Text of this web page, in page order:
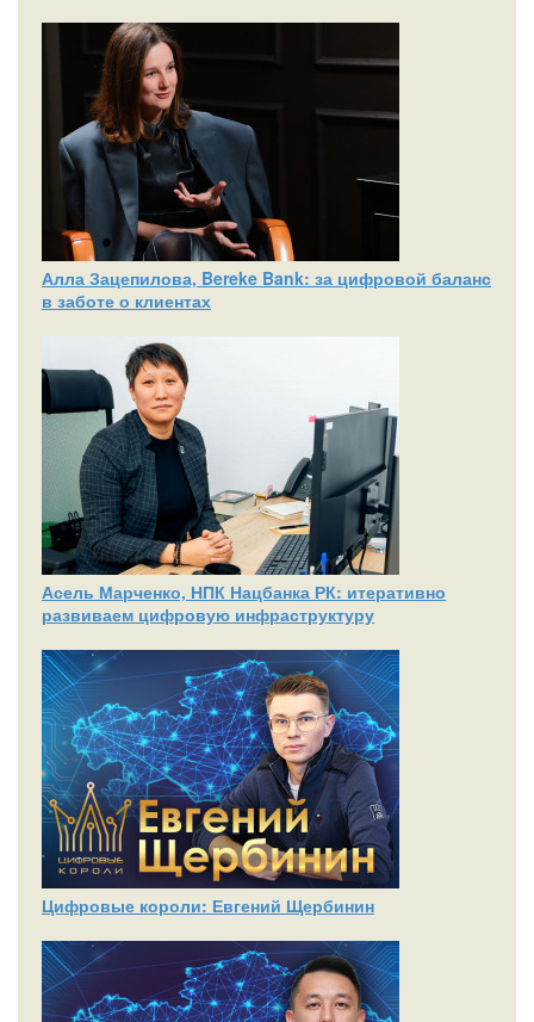
Алла Зацепилова, Bereke Bank: за цифровой баланс
в заботе о клиентах
Асель Марченко, НПК Нацбанка РК: итеративно
развиваем цифровую инфраструктуру
Цифровые короли: Евгений Щербинин